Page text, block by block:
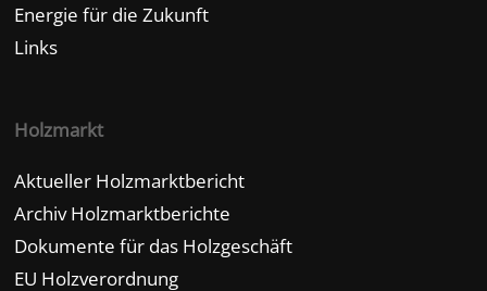
Energie für die Zukunft
Links
Holzmarkt
Aktueller Holzmarktbericht
Archiv Holzmarktberichte
Dokumente für das Holzgeschäft
EU Holzverordnung